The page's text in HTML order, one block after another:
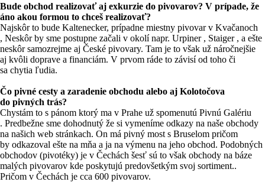
Bude obchod realizovať aj exkurzie do pivovarov? V prípade, že
áno akou formou to chceš realizovať?
Najskôr to bude Kaltenecker, prípadne miestny pivovar v Kvačanoch
, Neskôr by sme postupne začali v okolí napr. Urpiner , Staiger , a ešte
neskôr samozrejme aj České pivovary. Tam je to však už náročnejšie
aj kvôli doprave a financiám. V prvom ráde to závisí od toho či
sa chytia ľudia.
Čo pivné cesty a zaradenie obchodu alebo aj Kolotočova
do pivných trás?
Chystám to s pánom ktorý ma v Prahe už spomenutú Pivnú Galériu
. Predbežne sme dohodnutý že si vymeníme odkazy na naše obchody
na našich web stránkach. On má pivný most s Bruselom pričom
by odkazoval ešte na mňa a ja na výmenu na jeho obchod. Podobných
obchodov (pivotéky) je v Čechách šesť sú to však obchody na báze
malých pivovarov kde poskytujú predovšetkým svoj sortiment..
Pričom v Čechách je cca 600 pivovarov.